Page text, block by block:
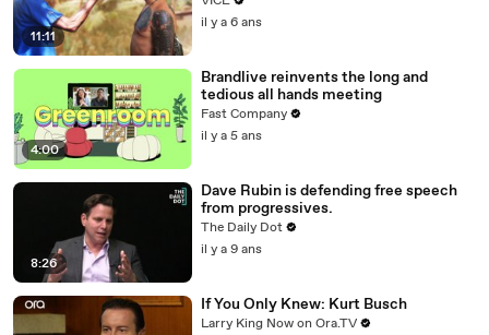
11:11
il y a 6 ans
4:00
Brandlive reinvents the long and
tedious all hands meeting
Fast Company
il y a 5 ans
8:26
Dave Rubin is defending free speech
from progressives.
The Daily Dot
il y a 9 ans
If You Only Knew: Kurt Busch
Larry King Now on Ora.TV